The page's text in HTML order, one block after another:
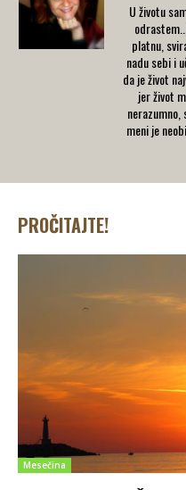
U životu
platnu,
nadu sebi i
da je život
jer život
meni je
PROČITAJTE!
Mesečina